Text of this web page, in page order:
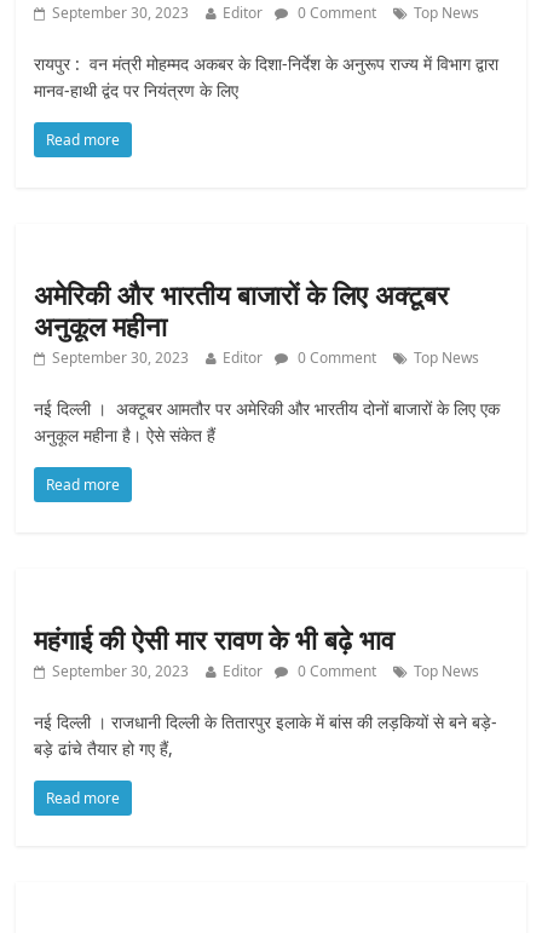
September 30, 2023 Editor 0 Comment Top News
रायपुर : वन मंत्री मोहम्मद अकबर के दिशा-निर्देश के अनुरूप राज्य में विभाग द्वारा
मानव-हाथी द्वंद पर नियंत्रण के लिए
Read more
अमे‎रिकी और भारतीय बाजारों के ‎लिए अक्टूबर
अनुकूल महीना
September 30, 2023 Editor 0 Comment Top News
नई दिल्ली । अक्टूबर आमतौर पर अमेरिकी और भारतीय दोनों बाजारों के लिए एक
अनुकूल महीना है। ऐसे संकेत हैं
Read more
महंगाई की ऐसी मार रावण के भी बढ़े भाव
September 30, 2023 Editor 0 Comment Top News
नई दिल्ली । राजधानी दिल्ली के तितारपुर इलाके में बांस की लड़कियों से बने बड़े-
बड़े ढांचे तैयार हो गए हैं,
Read more